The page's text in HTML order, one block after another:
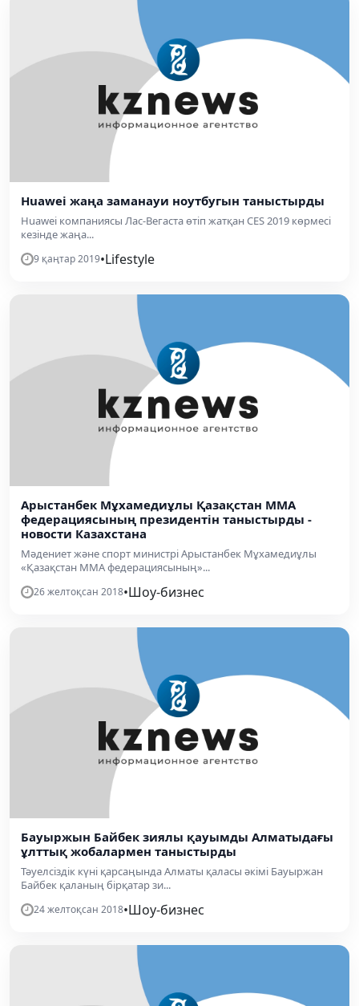
Huawei жаңа заманауи ноутбугын таныстырды
Huawei компаниясы Лас-Вегаста өтіп жатқан СES 2019 көрмесі
кезінде жаңа...
9 қаңтар 2019•Lifestyle
Арыстанбек Мұхамедиұлы Қазақстан ММА
федерациясының президентін таныстырды -
новости Казахстана
Мәдениет және спорт министрі Арыстанбек Мұхамедиұлы
«Қазақстан ММА федерациясының»...
26 желтоқсан 2018•Шоу-бизнес
Бауыржын Байбек зиялы қауымды Алматыдағы
ұлттық жобалармен таныстырды
Тәуелсіздік күні қарсаңында Алматы қаласы әкімі Бауыржан
Байбек қаланың бірқатар зи...
24 желтоқсан 2018•Шоу-бизнес